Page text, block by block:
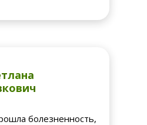
болезненность,